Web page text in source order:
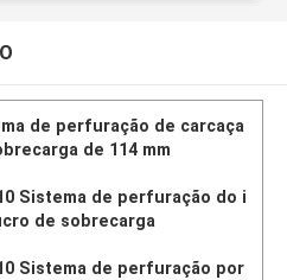
de perfuração de carcaça
de 114 mm
Sistema de perfuração do i
de sobrecarga
Sistema de perfuração por